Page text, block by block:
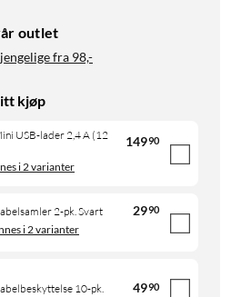
outlet
fra 98,-
kjøp
USB-lader 2,4 A (12
14990
i 2 varianter
2-pk. Svart 2990
i 2 varianter
10-pk. 4990